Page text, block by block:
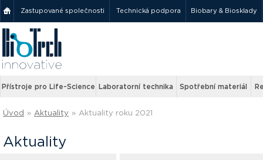
Zastupované společnosti Technická podpora Biobary & Biosklady
Přístroje pro Life-Science Laboratorní technika Spotřební materiál
Úvod » Aktuality » Aktuality roku 2021
Aktuality